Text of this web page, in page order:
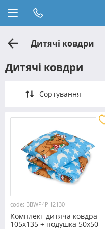
Дитячі ковдри
Дитячі ковдри
Сортування
code: BBWP4PH2130
Комплект дитяча ковдра
105x135 + подушка 50x50